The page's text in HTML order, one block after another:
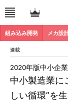
組み込み開発 メカ設
連載
中小製造業に
しい循環”を
2020年版中小企